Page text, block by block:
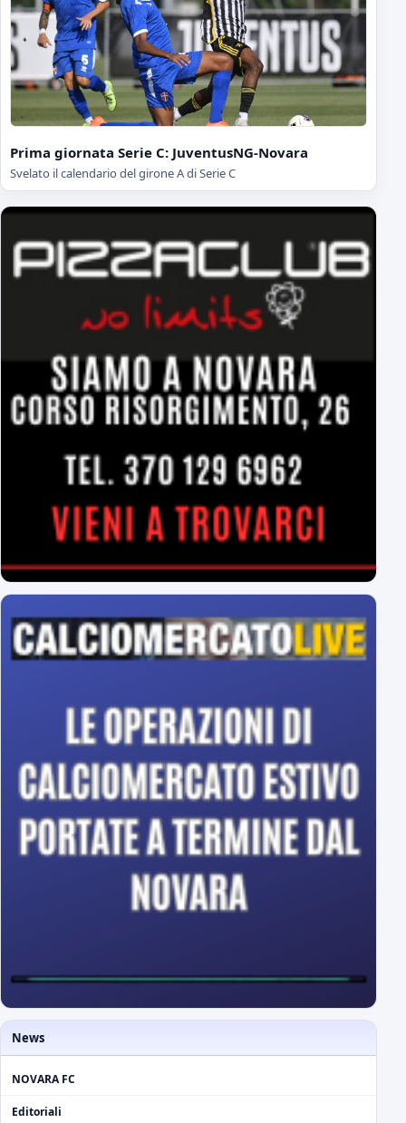
News
NOVARA FC
Editoriali
Prima giornata Serie C: JuventusNG-Novara
Svelato il calendario del girone A di Serie C